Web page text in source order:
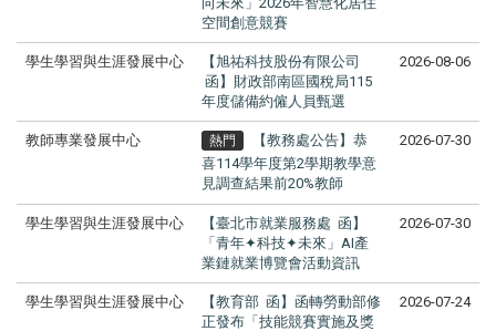
空間創意競賽
學生學習與生涯發展中心
【旭祐科技股份有限公司
函】財政部南區國稅局115
年度儲備約僱人員甄選
2026-08-06
教師專業發展中心 熱門
【教務處公告】恭
喜114學年度第2學期教學意
見調查結果前20%教師
2026-07-30
學生學習與生涯發展中心
【臺北市就業服務處 函】
「青年✦科技✦未來」AI產
業鏈就業博覽會活動資訊
2026-07-30
學生學習與生涯發展中心
【教育部 函】函轉勞動部修
正發布「技能競賽實施及獎
2026-07-24